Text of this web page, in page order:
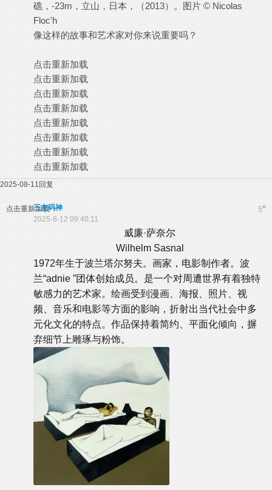
礁，-23m，立山，日本，（2013）。图片 © Nicolas
Floc'h
像这样的故事和艺术家对你来说重要吗？
点击重新加载
点击重新加载
点击重新加载
点击重新加载
点击重新加载
点击重新加载
点击重新加载
点击重新加载
2025-08-11 回复
点击重新加载 5#
三友码神
2025-8-12 09:40:11
威廉·萨奈尔
Wilhelm Sasnal
1972年生于波兰塔尔努夫。画家，电影制作者。波
兰“adnie ”团体创始成员。是一个对周遭世界有着独特
敏感力的艺术家。绘画受到漫画、海报、照片、视
频、音乐和电影等方面的影响，折射出当代社会中多
元化文化的特点。作品保持着简约、平面化倾向，摒
弃细节上雕琢与粉饰。